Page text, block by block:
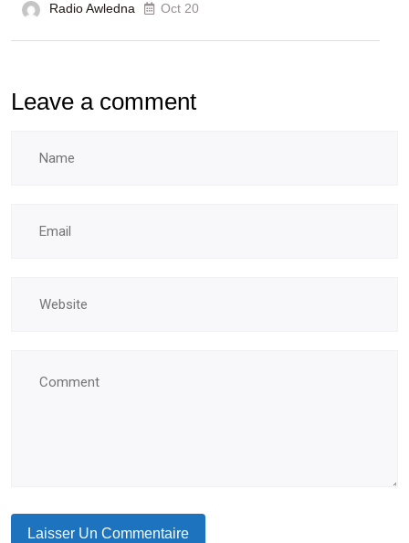
Radio Awledna Oct 20
Leave a comment